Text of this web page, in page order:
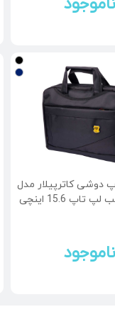
ناموجود
دوشی کاترپیلار مدل
ناموجود